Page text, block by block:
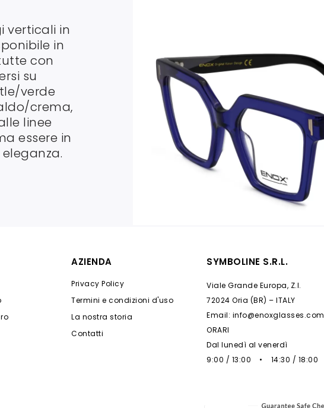
verticali in
in
con
su
verde
crema,
linee
essere in
AZIENDA
Privacy Policy
Termini e condizioni d'uso
La nostra storia
Contatti
SYMBOLINE S.R.L.
Viale Grande Europa, Z.I.
72024 Oria (BR) – ITALY
Email: info@enoxglasses.com
ORARI
Dal lunedì al venerdì
9:00 / 13:00 • 14:30 / 18:00